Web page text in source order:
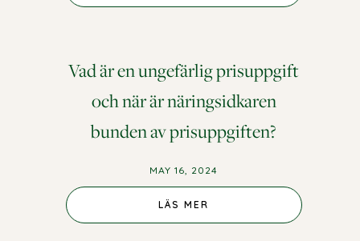
Vad är en ungefärlig prisuppgift
och när är näringsidkaren
bunden av prisuppgiften?
MAY 16, 2024
LÄS MER